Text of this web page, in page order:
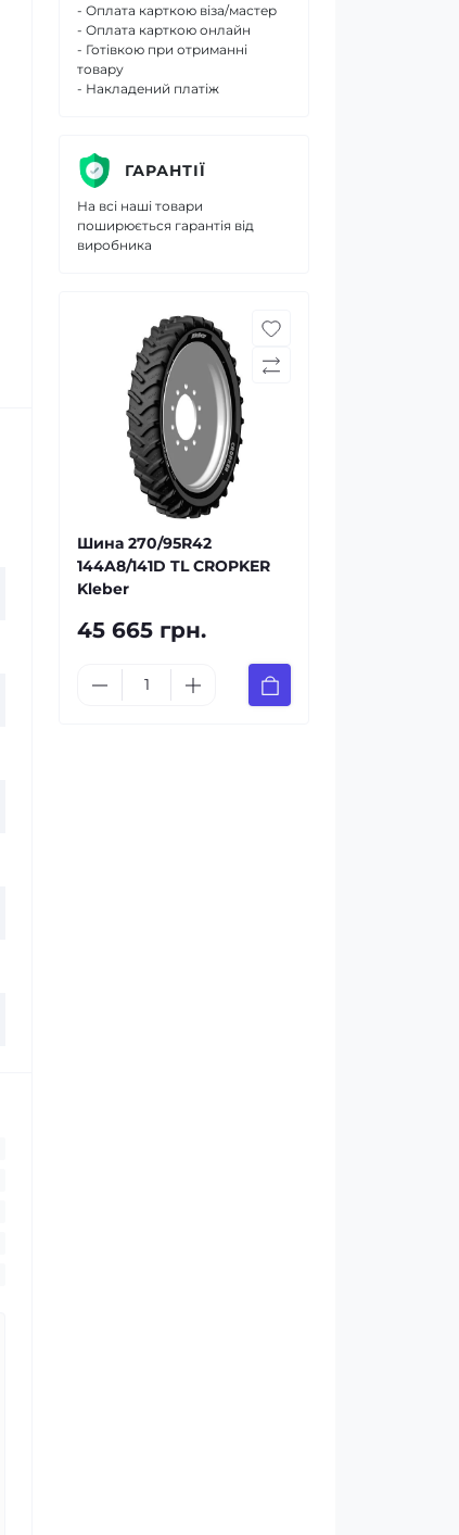
- Оплата карткою віза/мастер
- Оплата карткою онлайн
- Готівкою при отриманні
товару
- Накладений платіж
ГАРАНТІЇ
На всі наші товари
поширюється гарантія від
виробника
Шина 270/95R42
144A8/141D TL CROPKER
Kleber
45 665 грн.